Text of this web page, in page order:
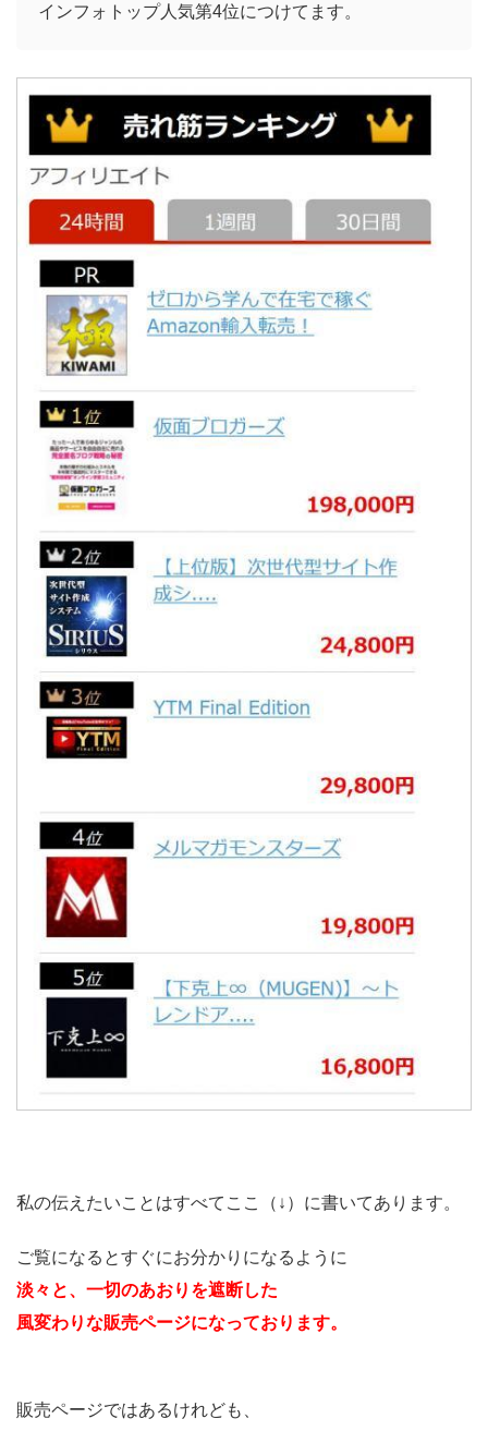
インフォトップ人気第4位につけてます。
私の伝えたいことはすべてここ（↓）に書いてあります。
ご覧になるとすぐにお分かりになるように
淡々と、一切のあおりを遮断した
風変わりな販売ページになっております。
販売ページではあるけれども、